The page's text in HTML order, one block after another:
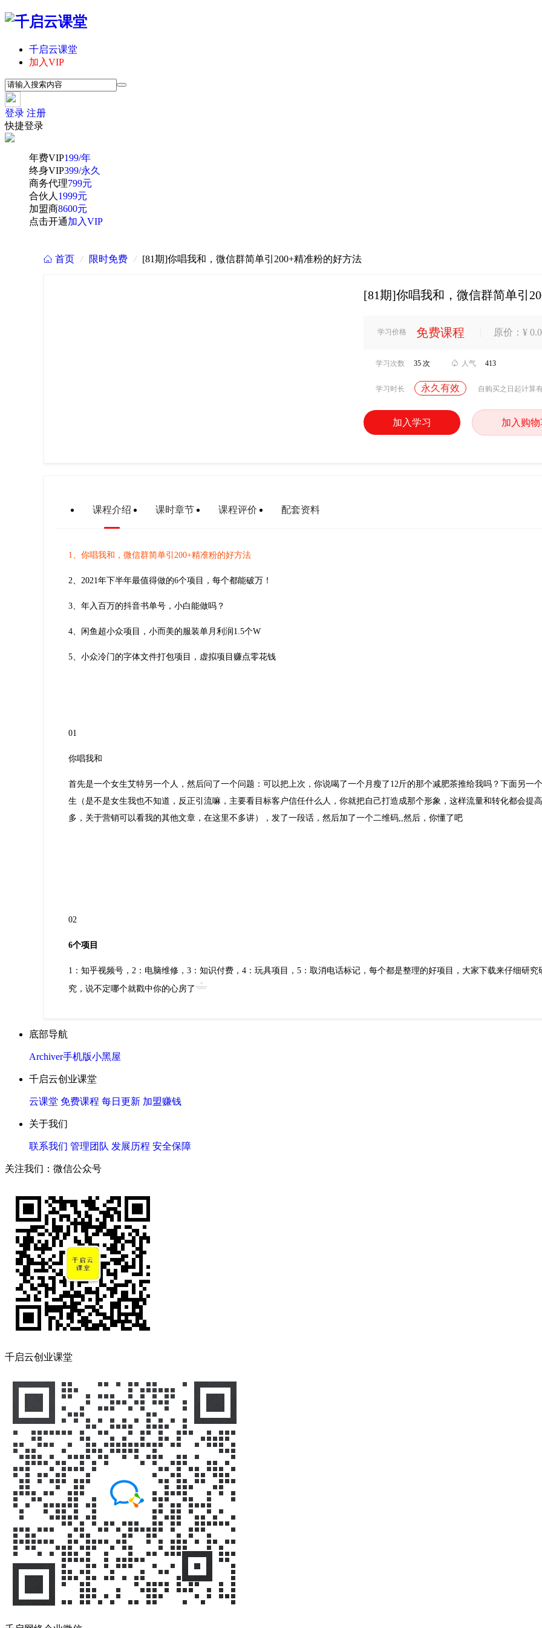
千启云课堂
加入VIP
登录 注册
快捷登录
年费VIP199/年
终身VIP399/永久
商务代理799元
合伙人 1999元
加盟商8600元
点击开通加入VIP
 首页 / 限时免费 / [81期]你唱我和，微信群简单引200+精准粉的好方法
[81期]你唱我和，微信群简单引
学习价格 免费课程 原价：¥
学习次数 35 次  人气 413
学习时长 永久有效 自购买之日起计算
加入学习 加入购物
课程介绍 课时章节 课程评价 配套资料
1、 你唱我和，微信群简单引200+精准粉的好方法
2、2021年下半年最值得做的6个项目，每个都能破万！
3、年入百万的抖音书单号，小白能做吗？
4、闲鱼超小众项目，小而美的服装单月利润1.5个W
5、小众冷门的字体文件打包项目，虚拟项目赚点零花钱
01
你唱我和
首先是一个女生艾特另一个人，然后问了一个问题：可以把上次，你说喝了一个月瘦了12斤的那个减肥茶推给我吗？下面另一
生（是不是女生我也不知道，反正引流嘛，主要看目标客户信任什么人，你就把自己打造成那个形象，这样流量和转化都会提
多，关于营销可以看我的其他文章，在这里不多讲），发了一段话，然后加了一个二维码,,然后，你懂了吧
02
6个项目
1：知乎视频号，2：电脑维修，3：知识付费，4：玩具项目，5：取消电话标记，每个都是整理的好项目，大家下载来仔细研究
究，说不定哪个就戳中你的心房了
底部导航
Archiver手机版小黑屋
千启云创业课堂
云课堂 免费课程 每日更新 加盟赚钱
关于我们
联系我们 管理团队 发展历程 安全保障
关注我们：微信公众号
千启云创业课堂